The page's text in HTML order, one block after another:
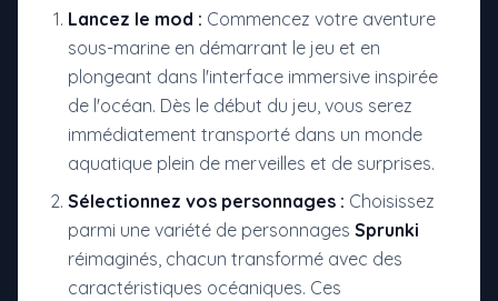
Lancez le mod : Commencez votre aventure
sous-marine en démarrant le jeu et en
plongeant dans l'interface immersive inspirée
de l'océan. Dès le début du jeu, vous serez
immédiatement transporté dans un monde
aquatique plein de merveilles et de surprises.
Sélectionnez vos personnages : Choisissez
parmi une variété de personnages Sprunki
réimaginés, chacun transformé avec des
caractéristiques océaniques. Ces